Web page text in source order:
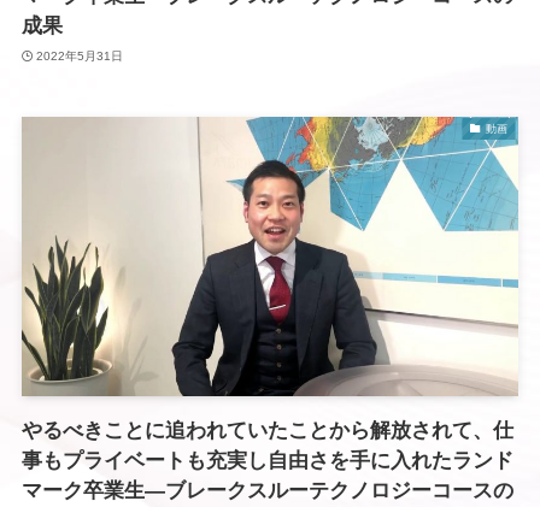
成果
2022年5月31日
動画
やるべきことに追われていたことから解放されて、仕
事もプライベートも充実し自由さを手に入れたランド
マーク卒業生―ブレークスルーテクノロジーコースの